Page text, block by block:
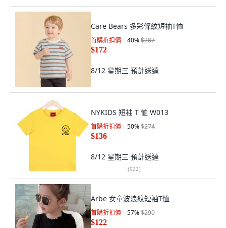
Care Bears 多彩條紋短袖T恤
首購折扣價 40%$287
$172
8/12 星期三 預計送達
NYKIDS 短袖 T 恤 W013
首購折扣價 50%$274
$136
8/12 星期三 預計送達
(922)
Arbe 女童波浪紋短袖T恤
首購折扣價 57%$290
$122